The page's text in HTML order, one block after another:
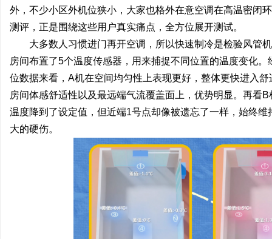
外，不少小区外机位狭小，大家也格外在意空调在高温密闭
测评，正是围绕这些用户真实痛点，全方位展开测试。
大多数人习惯进门再开空调，所以快速制冷是检验风管
房间布置了5个温度传感器，用来捕捉不同位置的温度变化
位数据来看，A机在空间均匀性上表现更好，整体更快进入
房间体感舒适性以及最远端气流覆盖面上，优势明显。再看
温度降到了设定值，但近端1号点却像被遗忘了一样，始终
大的硬伤。